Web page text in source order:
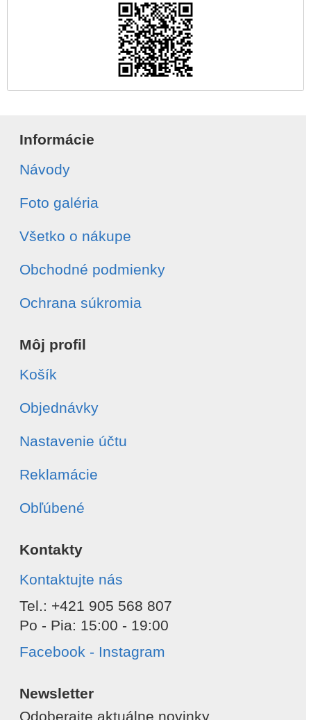
Informácie
Návody
Foto galéria
Všetko o nákupe
Obchodné podmienky
Ochrana súkromia
Môj profil
Košík
Objednávky
Nastavenie účtu
Reklamácie
Obľúbené
Kontakty
Kontaktujte nás
Tel.: +421 905 568 807
Po - Pia: 15:00 - 19:00
Facebook - Instagram
Newsletter
Odoberajte aktuálne novinky